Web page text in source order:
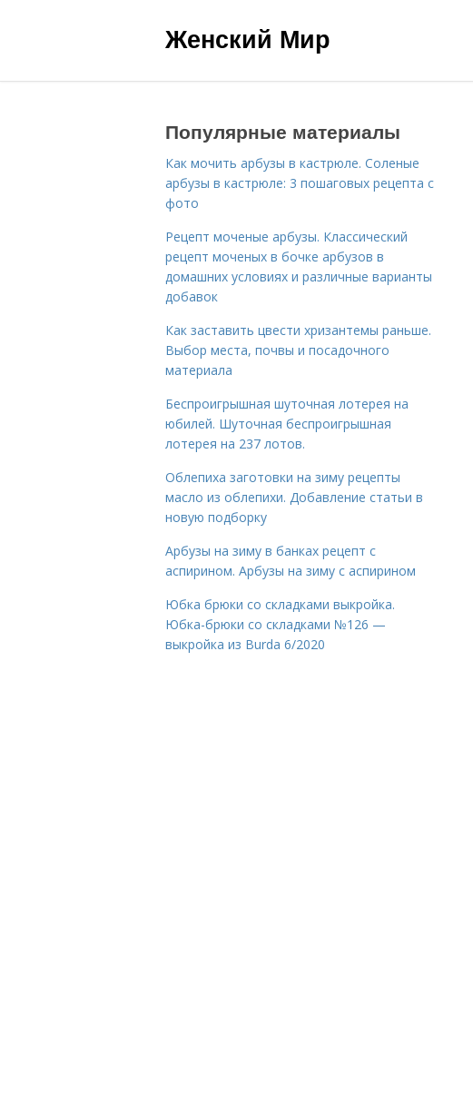
Женский Мир
Популярные материалы
Как мочить арбузы в кастрюле. Соленые
арбузы в кастрюле: 3 пошаговых рецепта с
фото
Рецепт моченые арбузы. Классический
рецепт моченых в бочке арбузов в
домашних условиях и различные варианты
добавок
Как заставить цвести хризантемы раньше.
Выбор места, почвы и посадочного
материала
Беспроигрышная шуточная лотерея на
юбилей. Шуточная беспроигрышная
лотерея на 237 лотов.
Облепиха заготовки на зиму рецепты
масло из облепихи. Добавление статьи в
новую подборку
Арбузы на зиму в банках рецепт с
аспирином. Арбузы на зиму с аспирином
Юбка брюки со складками выкройка.
Юбка-брюки со складками №126 —
выкройка из Burda 6/2020